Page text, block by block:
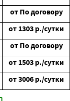
от По договору
от 1303 р./сутки
от По договору
от 1503 р./сутки
от3006 р./сутки